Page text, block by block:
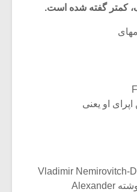
کمتر گفته شده است.
او یعنی
بعد از نمایشنامه “کولی ها” نوشته Alexander